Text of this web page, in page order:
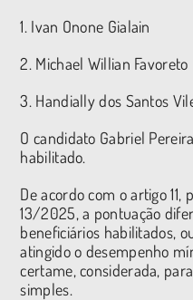
1. Ivan Onone Gialain
2. Michael Willian Favoreto
3. Handially dos Santos
O candidato Gabriel
habilitado.
De acordo com o artigo 11,
13/2025, a pontuação
beneficiários habilitados,
atingido o desempenho
certame, considerada,
simples.